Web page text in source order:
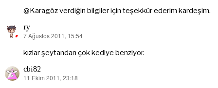
@Karagöz verdiğin bilgiler için teşekkür ederim kardeşim.
ry
dedi
7 Ağustos 2011, 15:54
kızlar şeytandan çok kediye benziyor.
cbi82
dedi
11 Ekim 2011, 23:18